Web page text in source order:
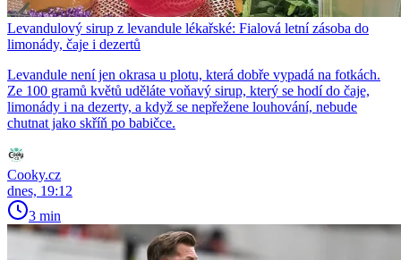
Levandulový sirup z levandule lékařské: Fialová letní zásoba do
limonády, čaje i dezertů
Levandule není jen okrasa u plotu, která dobře vypadá na fotkách.
Ze 100 gramů květů uděláte voňavý sirup, který se hodí do čaje,
limonády i na dezerty, a když se nepřežene louhování, nebude
chutnat jako skříň po babičce.
Cooky.cz
dnes, 19:12
3 min